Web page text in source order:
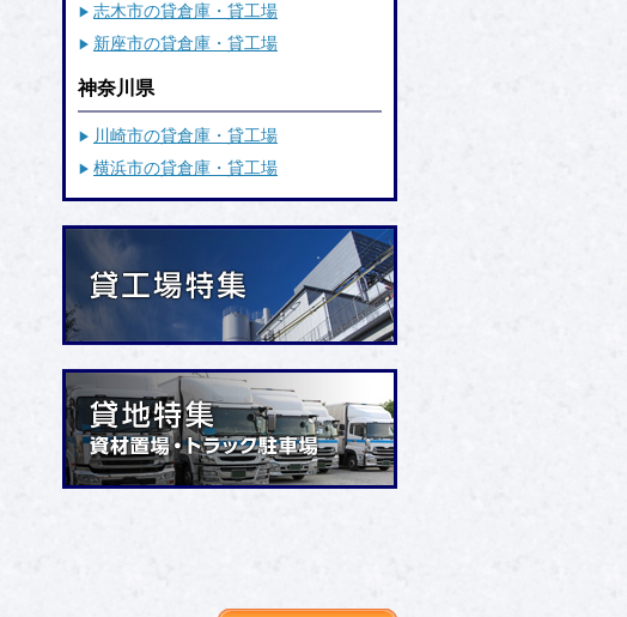
志木市の貸倉庫・貸工場
新座市の貸倉庫・貸工場
神奈川県
川崎市の貸倉庫・貸工場
横浜市の貸倉庫・貸工場